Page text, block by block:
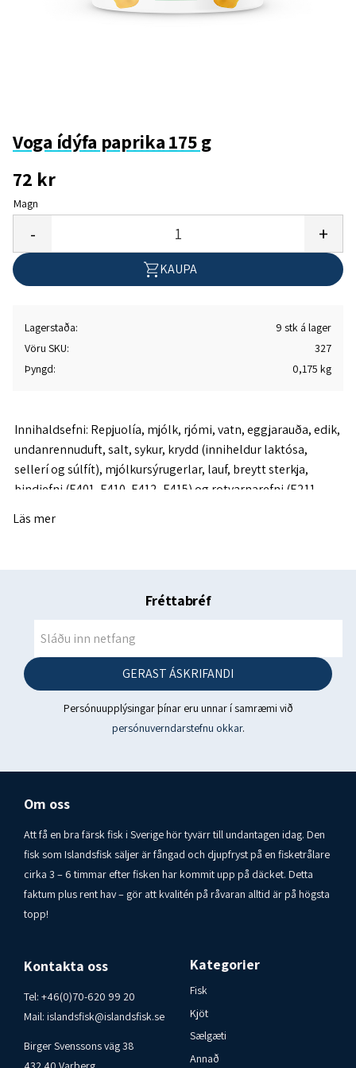
Voga ídýfa paprika 175 g
72 kr
Magn
+
-
KAUPA
Lagerstaða
9 stk á lager
Vöru SKU
327
Þyngd
0,175 kg
Innihaldsefni: Repjuolía, mjólk, rjómi, vatn, eggjarauða, edik,
undanrennuduft, salt, sykur, krydd (inniheldur laktósa,
sellerí og súlfít), mjólkursýrugerlar, lauf, breytt sterkja,
bindiefni (E401, E410, E412, E415) og rotvarnarefni (E211,
Orka 2235 kJ / 542 kkal
Kolvetni 2,5 g
Þar af sykur 0,3 g
Prótein 2,6 g
Geymsluskilyrði: Best geymt á þurrum, köldum stað (15-
6209920
Send feedback
Side panels
Saved
Läs mer
Fréttabréf
GERAST ÁSKRIFANDI
Persónuupplýsingar þínar eru unnar í samræmi við
persónuverndarstefnu okkar.
Om oss
Att få en bra färsk fisk i Sverige hör tyvärr till undantagen idag. Den
fisk som Islandsfisk säljer är fångad och djupfryst på en fisketrålare
cirka 3 – 6 timmar efter fisken har kommit upp på däcket. Detta
faktum plus rent hav – gör att kvalitén på råvaran alltid är på högsta
topp!
Kontakta oss
Tel: +46(0)70-620 99 20
Mail: islandsfisk@islandsfisk.se
Birger Svenssons väg 38
Kategorier
Fisk
Kjöt
Sælgæti
Annað